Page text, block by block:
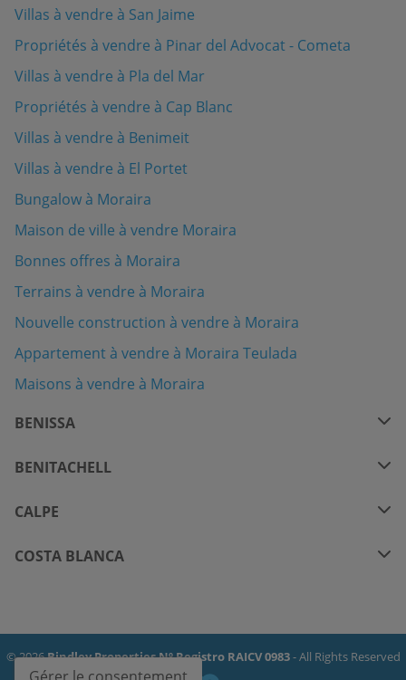
Villas à vendre à San Jaime
Propriétés à vendre à Pinar del Advocat - Cometa
Villas à vendre à Pla del Mar
Propriétés à vendre à Cap Blanc
Villas à vendre à Benimeit
Villas à vendre à El Portet
Bungalow à Moraira
Maison de ville à vendre Moraira
Bonnes offres à Moraira
Terrains à vendre à Moraira
Nouvelle construction à vendre à Moraira
Appartement à vendre à Moraira Teulada
Maisons à vendre à Moraira
BENISSA
BENITACHELL
CALPE
COSTA BLANCA
© 2026Bindley Properties Nº Registro RAICV 0983- All Rights Reserved